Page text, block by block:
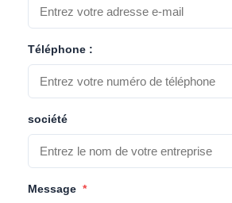
Téléphone :
société
Message *